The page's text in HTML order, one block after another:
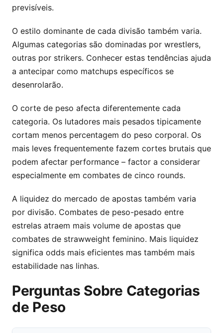
previsíveis.
O estilo dominante de cada divisão também varia.
Algumas categorias são dominadas por wrestlers,
outras por strikers. Conhecer estas tendências ajuda
a antecipar como matchups específicos se
desenrolarão.
O corte de peso afecta diferentemente cada
categoria. Os lutadores mais pesados tipicamente
cortam menos percentagem do peso corporal. Os
mais leves frequentemente fazem cortes brutais que
podem afectar performance – factor a considerar
especialmente em combates de cinco rounds.
A liquidez do mercado de apostas também varia
por divisão. Combates de peso-pesado entre
estrelas atraem mais volume de apostas que
combates de strawweight feminino. Mais liquidez
significa odds mais eficientes mas também mais
estabilidade nas linhas.
Perguntas Sobre Categorias
de Peso